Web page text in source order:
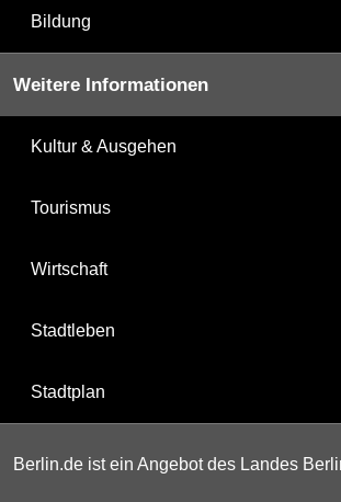
Bildung
Weitere Informationen
Kultur & Ausgehen
Tourismus
Wirtschaft
Stadtleben
Stadtplan
Berlin.de ist ein Angebot des Landes